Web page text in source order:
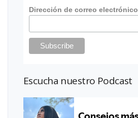
Dirección de correo electrónico
Escucha nuestro Podcast